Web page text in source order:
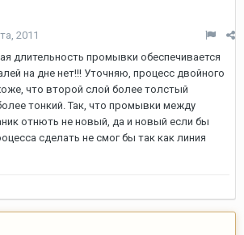
2011
длительность промывки обеспечивается
на дне нет!!! Уточняю, процесс двойного
что второй слой более толстый
тонкий. Так, что промывки между
отнють не новый, да и новый если бы
сделать не смог бы так как линия